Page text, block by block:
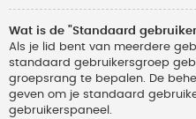
Wat is de "Standaard
Als je lid bent van meerdere
standaard gebruikersgroep
groepsrang te bepalen. De
geven om je standaard
gebruikerspaneel.